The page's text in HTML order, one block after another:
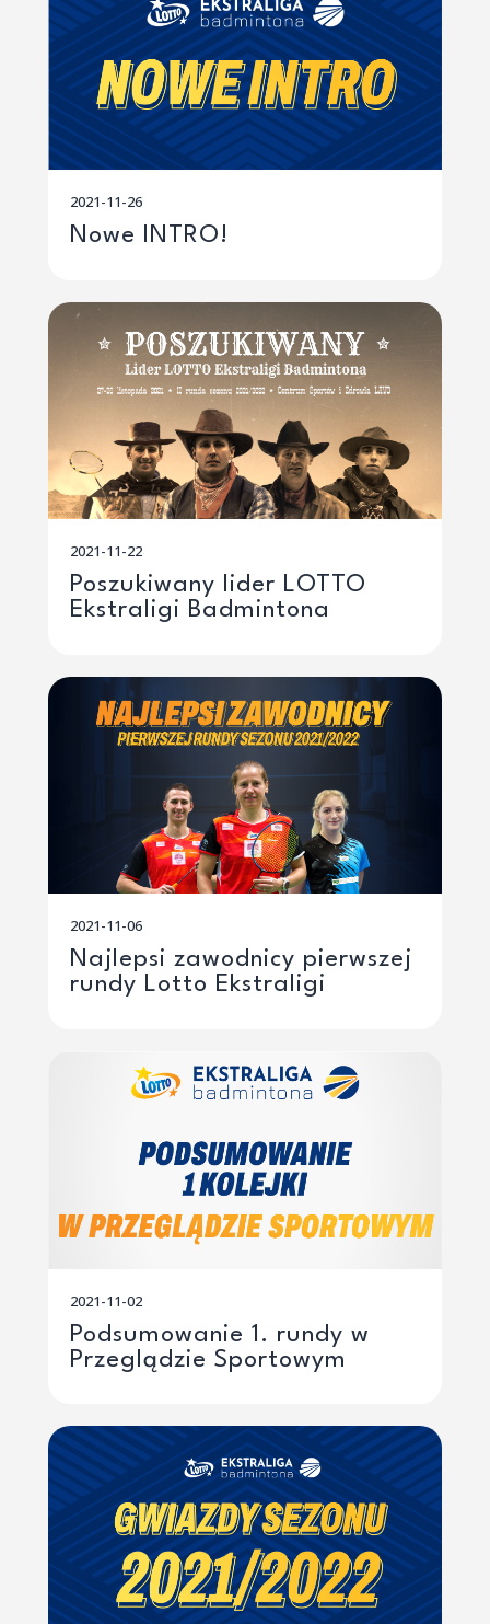
2021-11-26
Nowe INTRO!
2021-11-22
Poszukiwany lider LOTTO
Ekstraligi Badmintona
2021-11-06
Najlepsi zawodnicy pierwszej
rundy Lotto Ekstraligi
2021-11-02
Podsumowanie 1. rundy w
Przeglądzie Sportowym